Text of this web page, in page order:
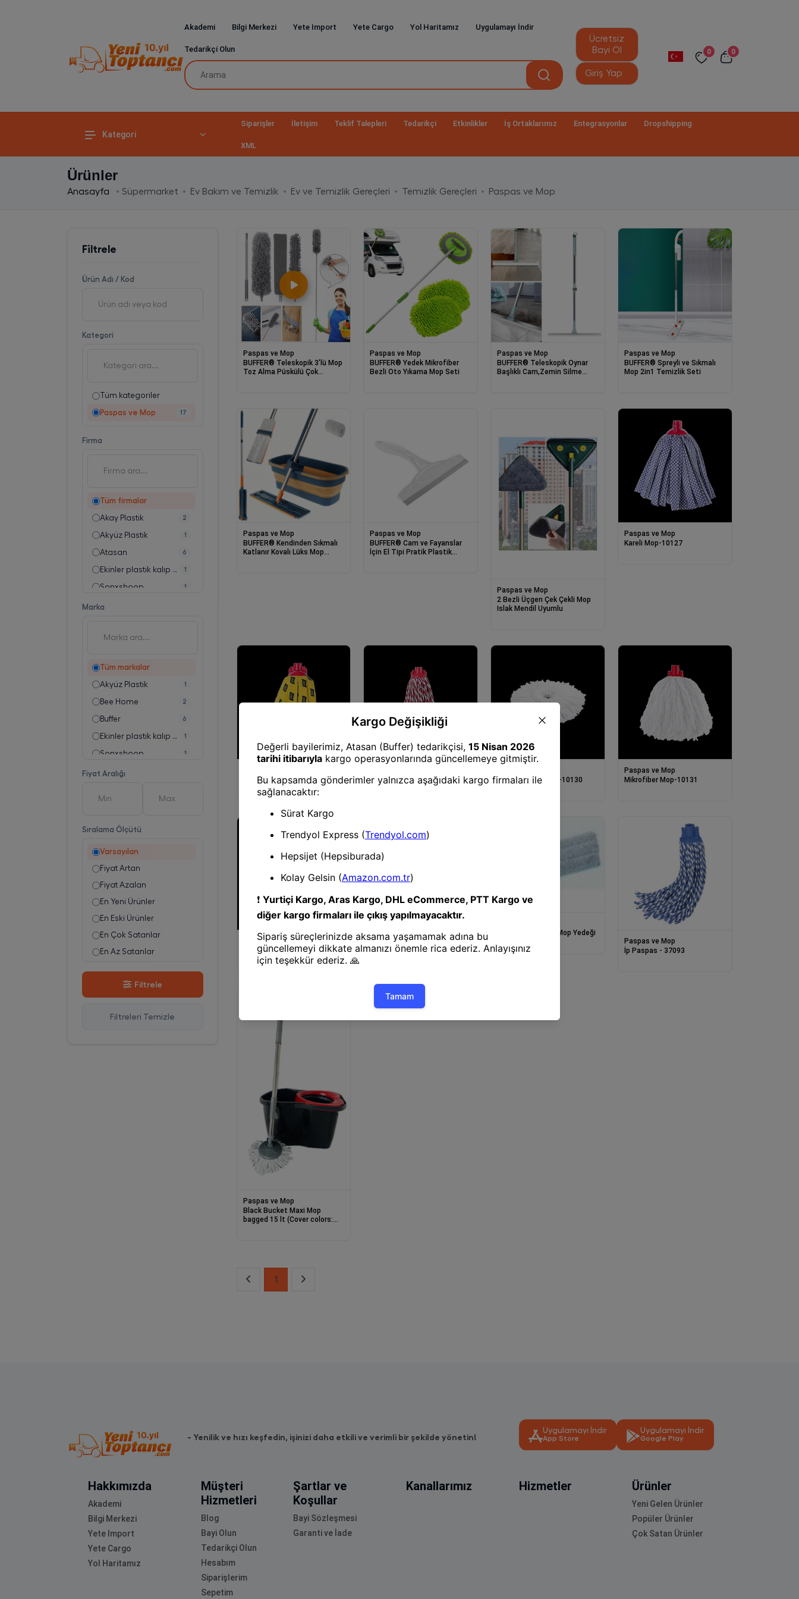
Akademi Bilgi Merkezi Yete Import Yete Cargo Yol Haritamız Uygulamayı İndir
Tedarikçi Olun
Ücretsiz
Bayi Ol
Giriş Yap
0 0
Kategori
Siparişler İletişim Teklif Talepleri Tedarikçi Etkinlikler İş Ortaklarımız Entegrasyonlar Dropshipping
XML
Ürünler
Anasayfa Süpermarket Ev Bakım ve Temizlik Ev ve Temizlik Gereçleri Temizlik Gereçleri Paspas ve Mop
Filtrele
Ürün Adı / Kod
Kategori
Tüm kategoriler
Paspas ve Mop 17
Firma
Tüm firmalar
Akay Plastik 2
Akyüz Plastik 1
Atasan 6
1
Sonxshoop 1
Marka
Tüm markalar
Akyüz Plastik 1
Bee Home 2
Buffer 6
1
Sonxshoop 1
Titiz
Fiyat Aralığı
Sıralama Ölçütü
Varsayılan
Fiyat Artan
Fiyat Azalan
En Yeni Ürünler
En Eski Ürünler
En Çok Satanlar
En Az Satanlar
Stok Artan
En Çok Favorilenen
Filtrele
Filtreleri Temizle
Paspas ve Mop
BUFFER® Teleskopik 3'lü Mop
Toz Alma Püskülü Çok
Paspas ve Mop
BUFFER® Yedek Mikrofiber
Bezli Oto Yıkama Mop Seti
Paspas ve Mop
BUFFER® Teleskopik Oynar
Başlıklı Cam,Zemin Silme
Paspas ve Mop
BUFFER® Spreyli ve Sıkmalı
Mop 2in1 Temizlik Seti
Paspas ve Mop
BUFFER® Kendinden Sıkmalı
Katlanır Kovalı Lüks Mop
Paspas ve Mop
BUFFER® Cam ve Fayanslar
İçin El Tipi Pratik Plastik
Paspas ve Mop
2 Bezli Üçgen Çek Çekli Mop
Islak Mendil Uyumlu
Paspas ve Mop
Kareli Mop-10127
Ekstra Mop-10128
İspanyola Mop-10129
Storm Mop Yedeği-10130
Paspas ve Mop
Mikrofiber Mop-10131
Paspas ve Mop
Salsa Mop-10132
Paspas ve Mop
Pratik Tablet Mop-17474
Mikrofiber Tablet Mop Yedeği
Paspas ve Mop
İp Paspas - 37093
Paspas ve Mop
Black Bucket Maxi Mop
bagged 15 lt (Cover colors:
1
- Yenilik ve hızı keşfedin, işinizi daha etkili ve verimli bir şekilde yönetin!
Uygulamayı İndir
App Store
Uygulamayı İndir
Google Play
Hakkımızda
Akademi
Bilgi Merkezi
Yete Import
Yete Cargo
Yol Haritamız
Müşteri
Hizmetleri
Blog
Bayi Olun
Tedarikçi Olun
Hesabım
Siparişlerim
Sepetim
Şartlar ve
Koşullar
Bayi Sözleşmesi
Garanti ve İade
Kanallarımız Hizmetler Ürünler
Yeni Gelen Ürünler
Popüler Ürünler
Çok Satan Ürünler